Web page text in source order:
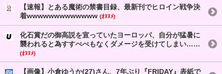
【速報】とある魔術の禁書目録、最新刊でヒロイン戦争決
着wwwwwwwwwwwww (ｵﾇﾇﾒ)
化石賞だの御高説を宣っていたヨーロッパ、自分が猛暑に
襲われると為すすべべもなくダメージを受けてしまい……
(ｵﾇﾇﾒ)
【画像】小倉ゆうか(27)さん、7年ぶり『FRIDAY』表紙で